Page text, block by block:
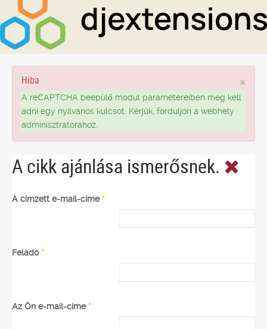
×
Hiba
A reCAPTCHA beépülő modul paramétereiben meg kell
adni egy nyilvános kulcsot. Kérjük, forduljon a webhely
adminisztrátorához.
A cikk ajánlása ismerősnek.
A címzett e-mail-címe*
Feladó*
Az Ön e-mail-címe*